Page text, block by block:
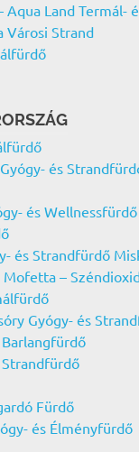
Aqua Land Termál-
Városi Strand
és
és Wellnessfürdő
és Strandfürdő
–
Gyógy- és
Fürdő
és Élményfürdő